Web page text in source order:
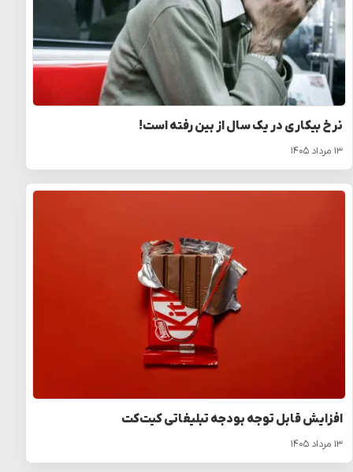
نرخ بیکاری در یک سال از بین رفته است!
۱۳ مرداد ۱۴۰۵
افزایش قابل توجه بودجه تبلیغاتی کیت‌کت
۱۳ مرداد ۱۴۰۵